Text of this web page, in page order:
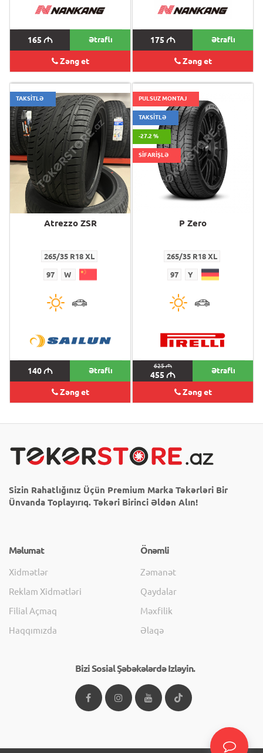
165 M Ətraflı
Zəng et
175 M Ətraflı
Zəng et
TAKSİTLƏ
Atrezzo ZSR
265/35 R18 XL
97 W
140M Ətraflı
Zəng et
PULSUZ MONTAJ
TAKSİTLƏ
-27.2 %
SİFARİŞLƏ
P Zero
265/35 R18 XL
97 Y
625M
455 M Ətraflı
Zəng et
Sizin Rahatlığınız Üçün Premium Marka Təkərləri Bir
Ünvanda Toplayırıq. Təkəri Birinci Əldən Alın!
Məlumat
Xidmətlər
Reklam Xidmətləri
Filial Açmaq
Haqqımızda
Önəmli
Zəmanət
Qaydalar
Məxfilik
Əlaqə
Bizi Sosial Şəbəkələrdə Izləyin.